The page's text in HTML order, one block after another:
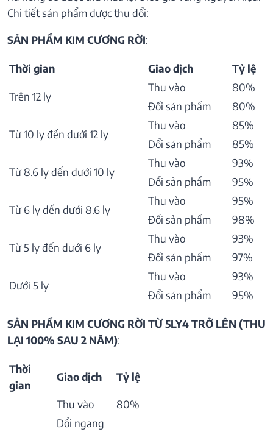
Chi tiết sản phẩm được thu đổi:
SẢN PHẨM KIM CƯƠNG RỜI:
Thời gian Giao dịch Tỷ lệ
Trên 12 ly
Thu vào
80%
Đổi sản phẩm
80%
Từ 10 ly đến dưới 12 ly
Thu vào
85%
Đổi sản phẩm
85%
Từ 8.6 ly đến dưới 10 ly
Thu vào
93%
Đổi sản phẩm
95%
Từ 6 ly đến dưới 8.6 ly
Thu vào
95%
Đổi sản phẩm
98%
Từ 5 ly đến dưới 6 ly
Thu vào
93%
Đổi sản phẩm
97%
Dưới 5 ly
Thu vào
93%
Đổi sản phẩm
95%
SẢN PHẨM KIM CƯƠNG RỜI TỪ 5LY4 TRỞ LÊN (THU
LẠI 100% SAU 2 NĂM):
Thời
gian
Giao dịch Tỷ lệ
Thu vào
80%
Đổi ngang